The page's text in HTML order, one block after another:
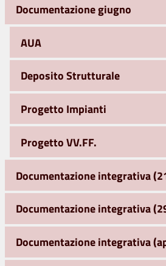
Documentazione giugno
AUA
Deposito Strutturale
Progetto Impianti
Progetto VV.FF.
Documentazione integrativa
Documentazione integrativa
Documentazione integrativa